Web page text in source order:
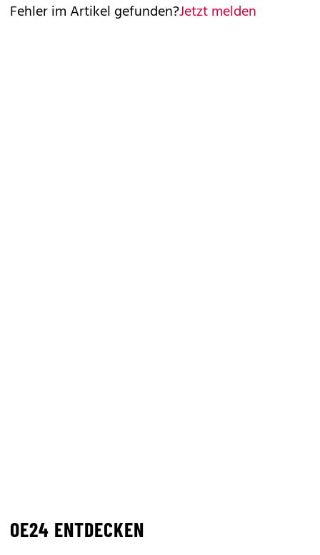
Fehler im Artikel gefunden?Jetzt melden
OE24 ENTDECKEN